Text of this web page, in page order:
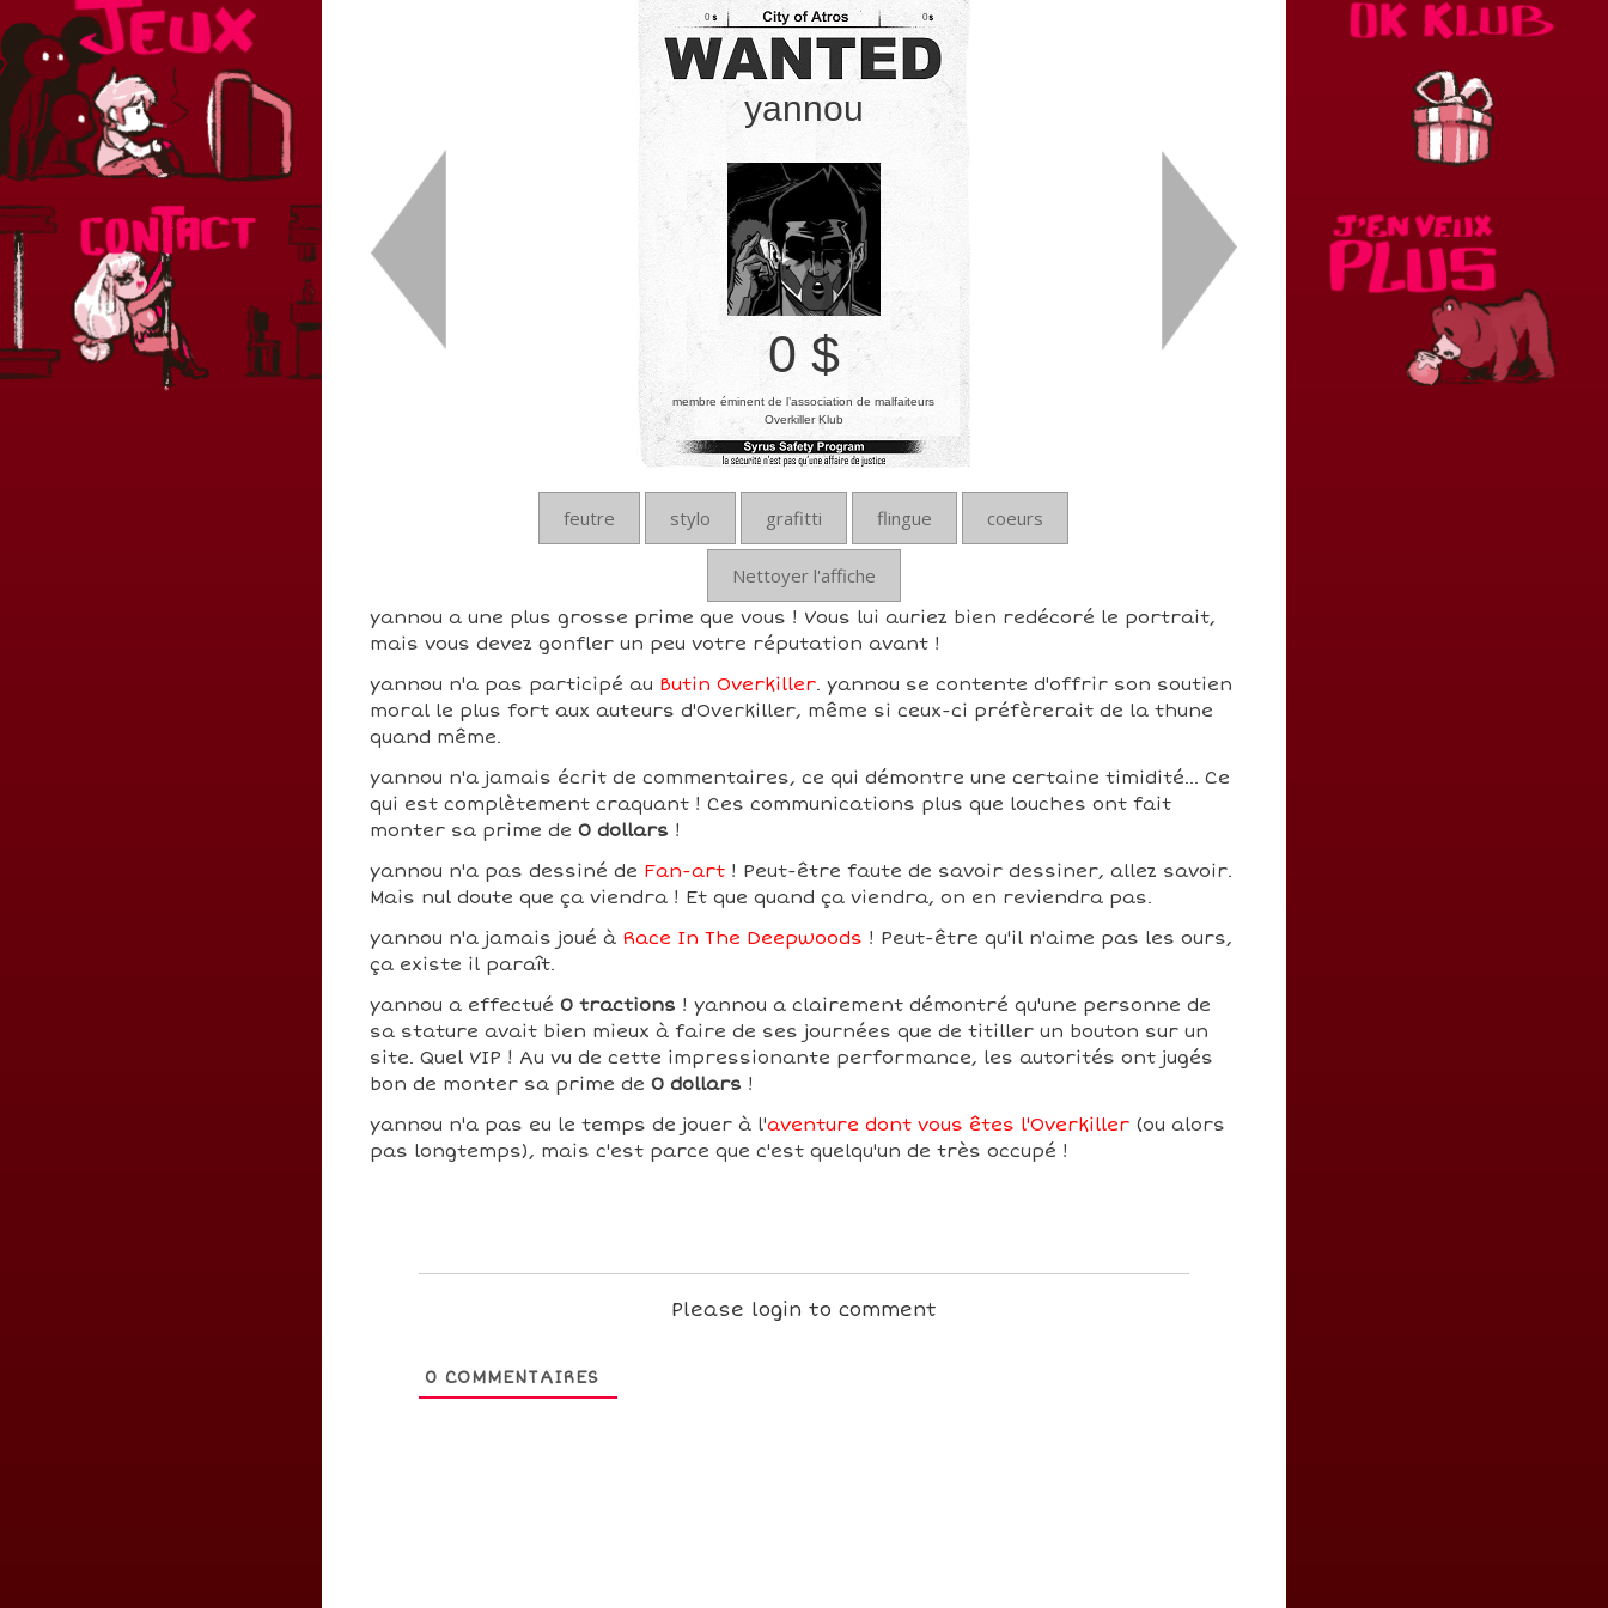
0
yannou
0
0 $
membre éminent de l’association de malfaiteurs
Overkiller Klub
feutre stylo grafitti flingue coeurs
Nettoyer l'affiche
yannou a une plus grosse prime que vous ! Vous lui auriez bien redécoré le portrait,
mais vous devez gonfler un peu votre réputation avant !
yannou n'a pas participé au Butin Overkiller. yannou se contente d'offrir son soutien
moral le plus fort aux auteurs d'Overkiller, même si ceux-ci préfèrerait de la thune
quand même.
yannou n'a jamais écrit de commentaires, ce qui démontre une certaine timidité... Ce
qui est complètement craquant ! Ces communications plus que louches ont fait
monter sa prime de 0 dollars !
yannou n'a pas dessiné de Fan-art! Peut-être faute de savoir dessiner, allez savoir.
Mais nul doute que ça viendra ! Et que quand ça viendra, on en reviendra pas.
yannou n'a jamais joué à Race In The Deepwoods ! Peut-être qu'il n'aime pas les ours,
ça existe il paraît.
yannou a effectué 0 tractions ! yannou a clairement démontré qu'une personne de
sa stature avait bien mieux à faire de ses journées que de titiller un bouton sur un
site. Quel VIP ! Au vu de cette impressionante performance, les autorités ont jugés
bon de monter sa prime de 0 dollars !
yannou n'a pas eu le temps de jouer à l'aventure dont vous êtes l'Overkiller(ou alors
pas longtemps), mais c'est parce que c'est quelqu'un de très occupé !
Please login to comment
0 COMMENTAIRES